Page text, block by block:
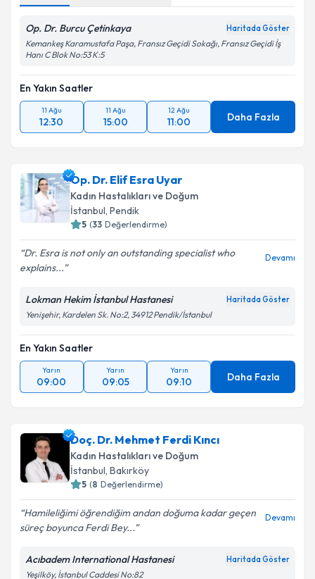
Op. Dr. Burcu Çetinkaya Haritada Göster
Kemankeş Karamustafa Paşa, Fransız Geçidi Sokağı, Fransız Geçidi İş
Hanı C Blok No:53 K:5
En Yakın Saatler
11 Ağu
12:30
11 Ağu
15:00
12 Ağu
11:00 Daha Fazla
Op. Dr. Elif Esra Uyar
Kadın Hastalıkları ve Doğum
İstanbul, Pendik
5 (33 Değerlendirme)
Dr. Esra is not only an outstanding specialist who
explains...
Devamı
Lokman Hekim İstanbul Hastanesi Haritada Göster
Yenişehir, Kardelen Sk. No:2, 34912 Pendik/İstanbul
En Yakın Saatler
Yarın
09:00
Yarın
09:05
Yarın
09:10 Daha Fazla
Doç. Dr. Mehmet Ferdi Kıncı
Kadın Hastalıkları ve Doğum
İstanbul, Bakırköy
5 (8 Değerlendirme)
Hamileliğimi öğrendiğim andan doğuma kadar geçen
süreç boyunca Ferdi Bey...
Devamı
Acıbadem International Hastanesi Haritada Göster
Yeşilköy, İstanbul Caddesi No:82